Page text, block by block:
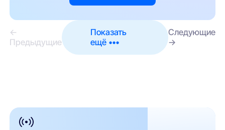
←
Предыдущие
Показать
ещё •••
Следующие
→